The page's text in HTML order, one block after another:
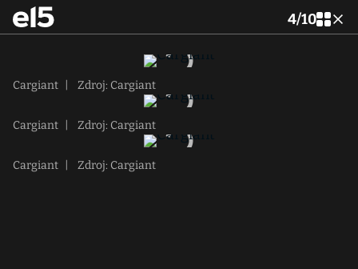
4/10
Cargiant Zdroj: Cargiant
Cargiant Zdroj: Cargiant
Cargiant Zdroj: Cargiant